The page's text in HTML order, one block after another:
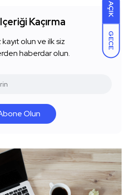
AÇIK
GECE
Kaçırma
olun ve ilk siz
haberdar olun.
Olun